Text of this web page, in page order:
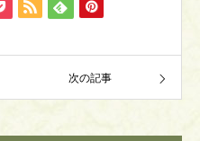
次の記事